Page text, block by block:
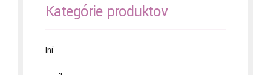
Kategórie produktov
Iní